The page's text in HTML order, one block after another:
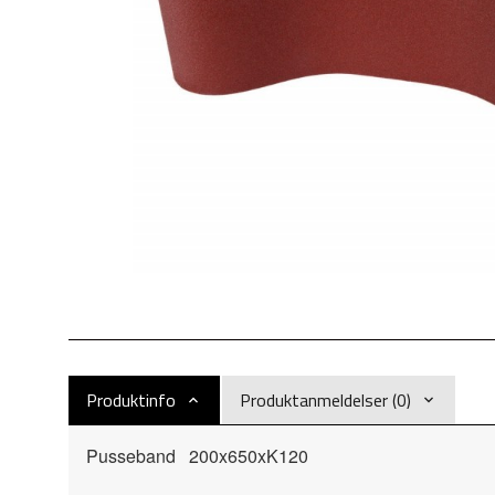
Produktinfo Produktanmeldelser (0)
Pusseband 200x650xK120